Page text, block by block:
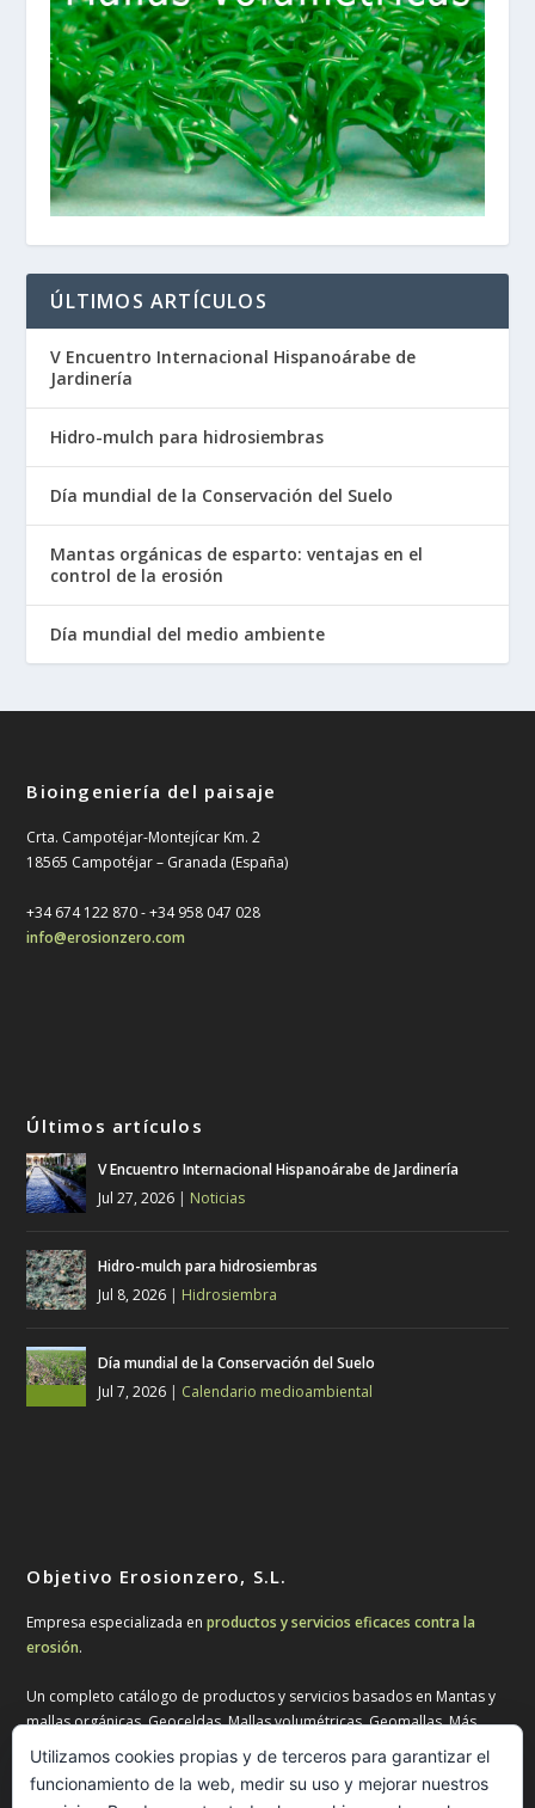
ÚLTIMOS ARTÍCULOS
V Encuentro Internacional Hispanoárabe de
Jardinería
Hidro-mulch para hidrosiembras
Día mundial de la Conservación del Suelo
Mantas orgánicas de esparto: ventajas en el
control de la erosión
Día mundial del medio ambiente
Bioingeniería del paisaje
Crta. Campotéjar-Montejícar Km. 2
18565 Campotéjar – Granada (España)
+34 674 122 870 - ‎+34 958 047 028
info@erosionzero.com
Últimos artículos
V Encuentro Internacional Hispanoárabe de Jardinería
Jul 27, 2026
Noticias
Hidro-mulch para hidrosiembras
Jul 8, 2026
Hidrosiembra
Día mundial de la Conservación del Suelo
Jul 7, 2026
Calendario medioambiental
Objetivo Erosionzero, S.L.
Empresa especializada enproductos y servicios eficaces contra la
erosión.
Un completo catálogo de productos y servicios basados en Mantas y
mallas orgánicas, Geoceldas, Mallas volumétricas, Geomallas, Más
Geosintéticos, Biorrollos, colchones y gaviones, Hidrosiembra,
Cubiertas vegetadas, Tratamiento de aguas, Pavimentos ecológicos y
Productos para jardinería.
Utilizamos cookies propias y de terceros para garantizar el
funcionamiento de la web, medir su uso y mejorar nuestros